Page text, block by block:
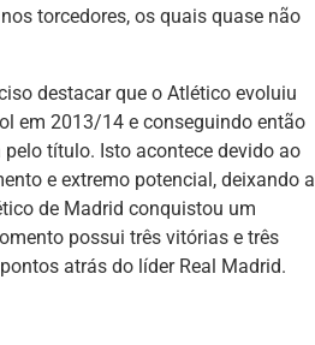
torcedores, os quais quase não
destacar que o Atlético evoluiu
em 2013/14 e conseguindo então
título. Isto acontece devido ao
e extremo potencial, deixando a
de Madrid conquistou um
possui três vitórias e três
atrás do líder Real Madrid.